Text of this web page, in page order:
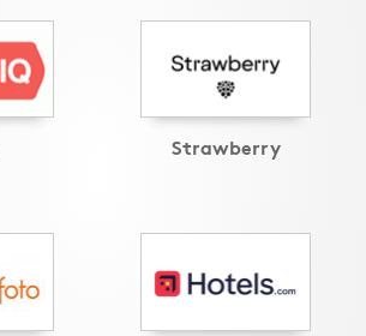
Strawberry